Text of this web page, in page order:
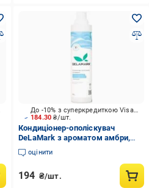
184.30₴/шт.
До -10% з суперкредиткою Visa Вигода
Кондиціонер-ополіскувач
DeLaMark з ароматом амбри,
пачулі та маршмелоу 0,75 л
оцінити
194 ₴/шт.